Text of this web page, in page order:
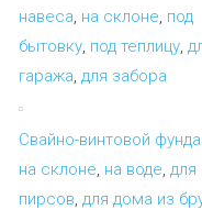
навеса, на склоне, под
бытовку, под теплицу,
гаража, для забора
Свайно-винтовой
на склоне, на воде, для
пирсов, для дома из